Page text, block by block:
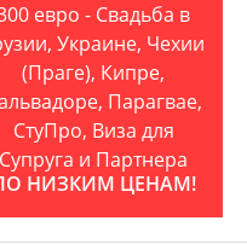
евро - Свадьба в
Украине, Чехии
(Праге), Кипре,
Парагвае,
СтуПро, Виза для
Супруга и Партнера
НИЗКИМ ЦЕНАМ!